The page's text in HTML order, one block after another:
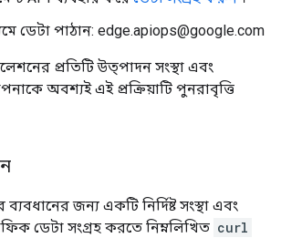
ডেটা পাঠান: edge.apiops@google.com
প্রতিটি উত্পাদন সংস্থা এবং
অবশ্যই এই প্রক্রিয়াটি পুনরাবৃত্তি
ব্যবধানের জন্য একটি নির্দিষ্ট সংস্থা এবং
ডেটা সংগ্রহ করতে নিম্নলিখিত curl